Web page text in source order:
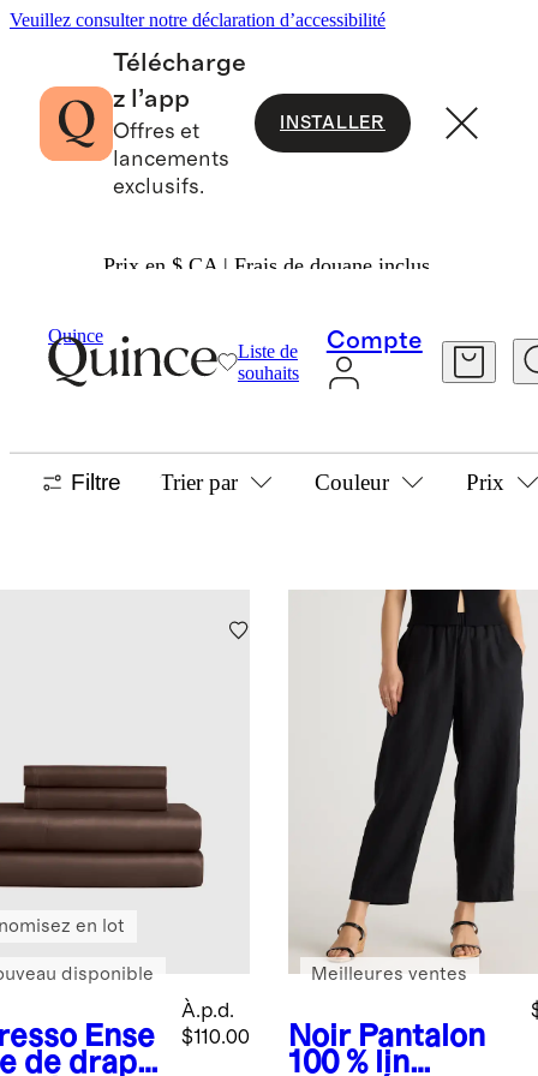
Veuillez consulter notre déclaration d’accessibilité
Télécharge
z l’app
Offres et
lancements
exclusifs.
INSTALLER
Prix en $ CA | Frais de douane inclus.
Quince
Liste de
souhaits
Compte
EXCHANGE FOR ANYTHING
COLLECTION
Filtre Trier par Couleur Prix
Ense
de draps
À.p.d.
$110.00
en lot
disponible
Noir Pantalon
100 % lin
Meilleures ventes